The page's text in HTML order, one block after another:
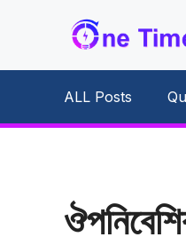
content
ALL Posts